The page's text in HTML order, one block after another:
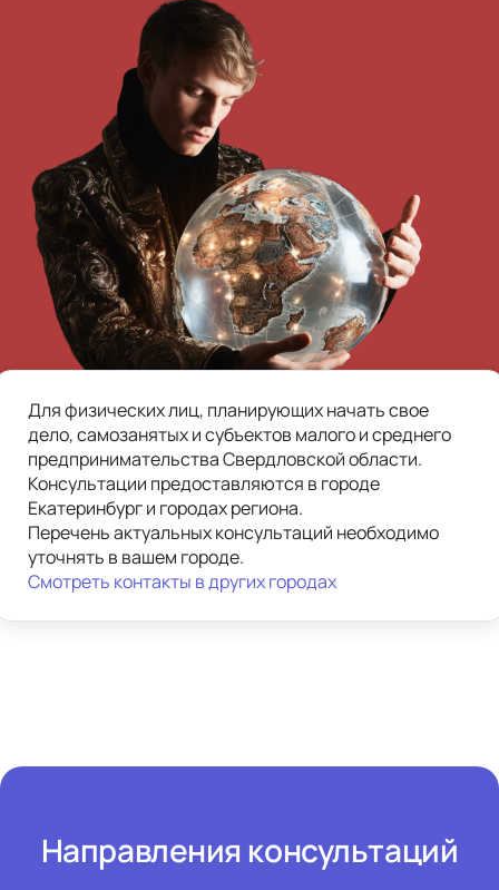
Для физических лиц, планирующих начать свое
дело, самозанятых и субъектов малого и среднего
предпринимательства Свердловской области.
Консультации предоставляются в городе
Екатеринбург и городах региона.
Перечень актуальных консультаций необходимо
уточнять в вашем городе.
Смотреть контакты в других городах
Направления консультаций